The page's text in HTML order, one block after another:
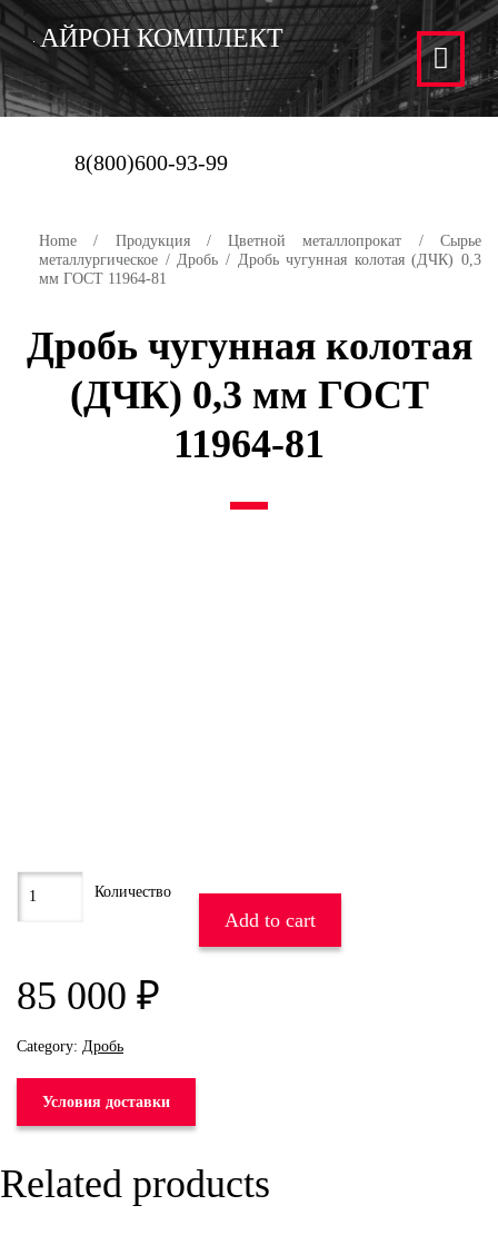
АЙРОН КОМПЛЕКТ
8(800)600-93-99
Home / Продукция/Цветной металлопрокат /Сырье
металлургическое /Дробь / Дробь чугунная колотая (ДЧК) 0,3
мм ГОСТ 11964-81
Дробь чугунная колотая
(ДЧК) 0,3 мм ГОСТ
11964-81
85 000 ₽
Add to cart
Category: Дробь
Условия доставки
Related products